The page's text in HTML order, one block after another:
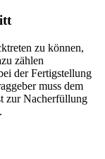
zu können,
zählen
der Fertigstellung
muss dem
zur Nacherfüllung